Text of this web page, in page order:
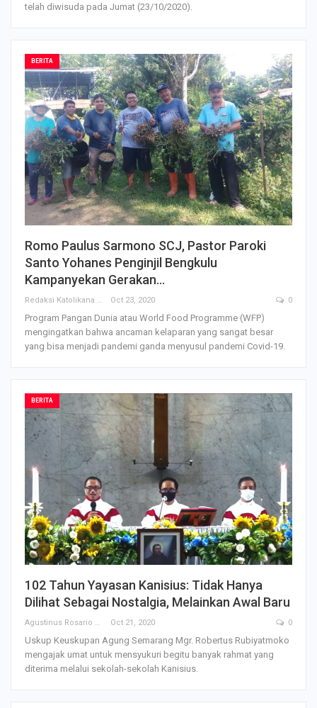
telah diwisuda pada Jumat (23/10/2020).
BERITA
Romo Paulus Sarmono SCJ, Pastor Paroki
Santo Yohanes Penginjil Bengkulu
Kampanyekan Gerakan…
Redaksi Katolikana Oct 23, 2020 0
Program Pangan Dunia atau World Food Programme (WFP)
mengingatkan bahwa ancaman kelaparan yang sangat besar
yang bisa menjadi pandemi ganda menyusul pandemi Covid-19.
BERITA
102 Tahun Yayasan Kanisius: Tidak Hanya
Dilihat Sebagai Nostalgia, Melainkan Awal Baru
Oct 21, 2020 0
Uskup Keuskupan Agung Semarang Mgr. Robertus Rubiyatmoko
mengajak umat untuk mensyukuri begitu banyak rahmat yang
diterima melalui sekolah-sekolah Kanisius.